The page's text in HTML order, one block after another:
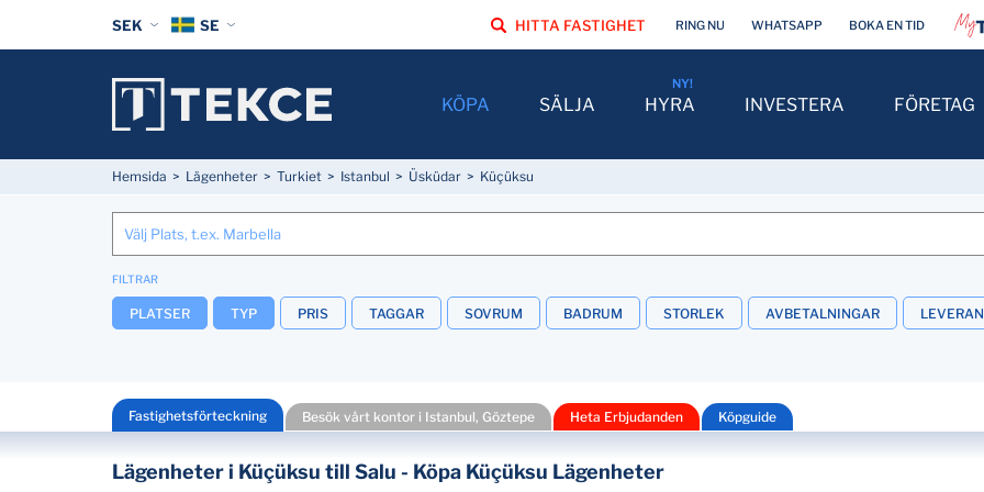
Hemsida Lägenheter Turkiet Istanbul Üsküdar Küçüksu
FILTRAR
PLATSER TYP PRIS TAGGAR SOVRUM BADRUM STORLEK AVBETALNINGAR
Fastighetsförteckning Besök vårt kontor i Istanbul, Göztepe Heta Erbjudanden Köpguide
Lägenheter i Küçüksu till Salu - Köpa Küçüksu Lägenheter
SEK SE
KÖPA SÄLJA HYRA INVESTERA FÖRETAG
HITTA FASTIGHET RING NU WHATSAPP BOKA EN TID